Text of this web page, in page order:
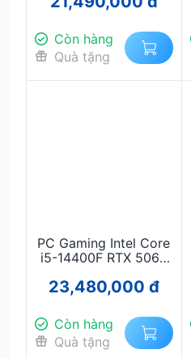
Nguồn 650W – Chiến
Game, Đồ Họa Full HD
Còn hàng
Quà tặng
PC Gaming Intel Core
i5-14400F RTX 5060
512GB Main B760
Nguồn 750W – Máy
Tính Chơi Game, Đồ
Họa, Livestream
23,480,000 đ
Còn hàng
Quà tặng